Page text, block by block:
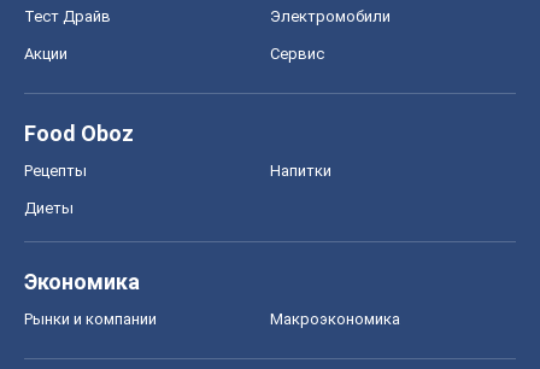
Тест Драйв Электромобили
Акции Сервис
Food Oboz
Рецепты Напитки
Диеты
Экономика
Рынки и компании Mакроэкономика